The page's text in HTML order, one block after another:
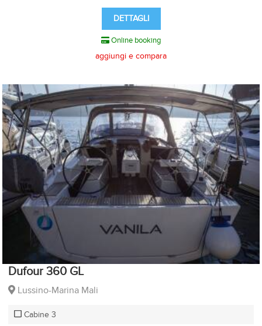
DETTAGLI
Online booking
aggiungi e compara
Dufour 360 GL
Lussino-Marina Mali
Cabine 3